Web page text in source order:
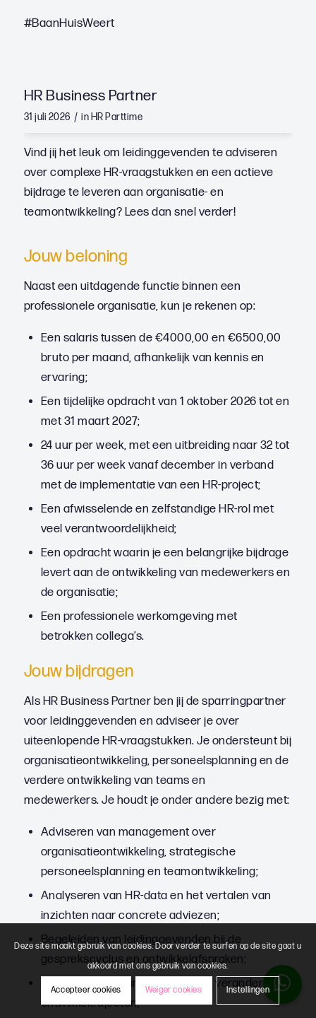
#BaanHuisWeert
HR Business Partner
31 juli 2026 / in HR Parttime
Vind jij het leuk om leidinggevenden te adviseren
over complexe HR-vraagstukken en een actieve
bijdrage te leveren aan organisatie- en
teamontwikkeling? Lees dan snel verder!
Jouw beloning
Naast een uitdagende functie binnen een
professionele organisatie, kun je rekenen op:
Een salaris tussen de €4000,00 en €6500,00
bruto per maand, afhankelijk van kennis en
ervaring;
Een tijdelijke opdracht van 1 oktober 2026 tot en
met 31 maart 2027;
24 uur per week, met een uitbreiding naar 32 tot
36 uur per week vanaf december in verband
met de implementatie van een HR-project;
Een afwisselende en zelfstandige HR-rol met
veel verantwoordelijkheid;
Een opdracht waarin je een belangrijke bijdrage
levert aan de ontwikkeling van medewerkers en
de organisatie;
Een professionele werkomgeving met
betrokken collega’s.
Jouw bijdragen
Als HR Business Partner ben jij de sparringpartner
voor leidinggevenden en adviseer je over
uiteenlopende HR-vraagstukken. Je ondersteunt bij
organisatieontwikkeling, personeelsplanning en de
verdere ontwikkeling van teams en
medewerkers. Je houdt je onder andere bezig met:
Adviseren van management over
organisatieontwikkeling, strategische
personeelsplanning en teamontwikkeling;
Analyseren van HR-data en het vertalen van
inzichten naar concrete adviezen;
Begeleiden van leidinggevenden bij de
gesprekscyclus en ontwikkelafspraken;
Ondersteunen van teams tijdens verander- en
ontwikkeltrajecten;
Deze site maakt gebruik van cookies. Door verder te surfen op de site gaat u
akkoord met ons gebruik van cookies.
Accepteer cookies Weiger cookies Instellingen